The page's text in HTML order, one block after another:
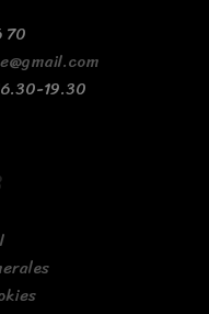
70
19.30